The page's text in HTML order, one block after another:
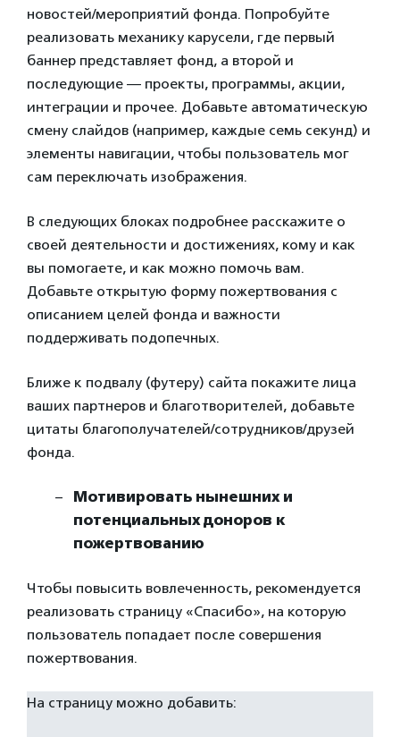
новостей/мероприятий фонда. Попробуйте
реализовать механику карусели, где первый
баннер представляет фонд, а второй и
последующие — проекты, программы, акции,
интеграции и прочее. Добавьте автоматическую
смену слайдов (например, каждые семь секунд) и
элементы навигации, чтобы пользователь мог
сам переключать изображения.
В следующих блоках подробнее расскажите о
своей деятельности и достижениях, кому и как
вы помогаете, и как можно помочь вам.
Добавьте открытую форму пожертвования с
описанием целей фонда и важности
поддерживать подопечных.
Ближе к подвалу (футеру) сайта покажите лица
ваших партнеров и благотворителей, добавьте
цитаты благополучателей/сотрудников/друзей
фонда.
Мотивировать нынешних и
потенциальных доноров к
пожертвованию
Чтобы повысить вовлеченность, рекомендуется
реализовать страницу «Спасибо», на которую
пользователь попадает после совершения
пожертвования.
На страницу можно добавить: